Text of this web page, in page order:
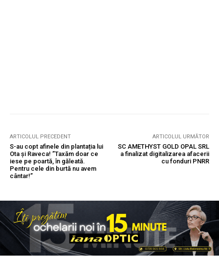
ARTICOLUL PRECEDENT
S-au copt afinele din plantația lui
Ota și Raveca! ”Taxăm doar ce
iese pe poartă, în găleată.
Pentru cele din burtă nu avem
cântar!”
ARTICOLUL URMĂTOR
SC AMETHYST GOLD OPAL SRL
a finalizat digitalizarea afacerii
cu fonduri PNRR